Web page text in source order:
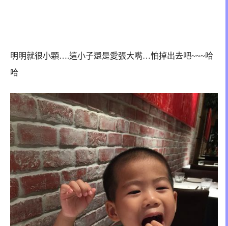
明明就很小顆….這小子還是愛張大嘴…怕掉出去吧~~~哈
哈